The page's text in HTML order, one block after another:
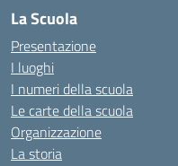
La Scuola
Presentazione
I luoghi
I numeri della scuola
Le carte della scuola
Organizzazione
La storia